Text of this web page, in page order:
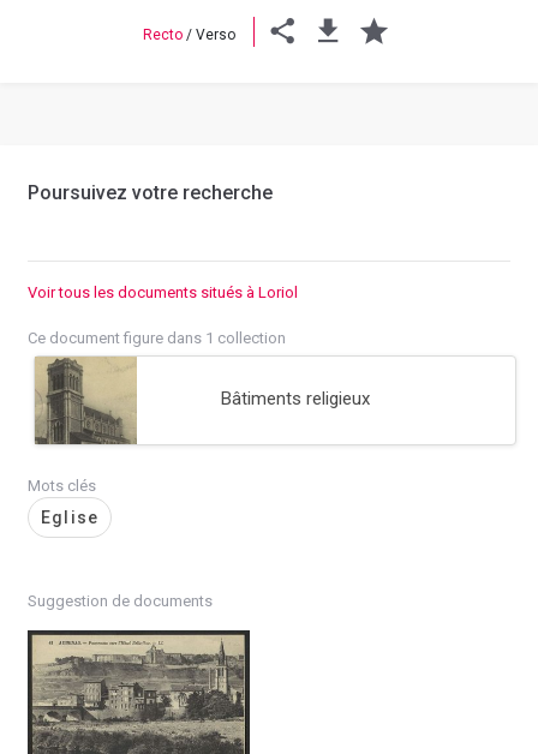
Recto / Verso
Poursuivez votre recherche
Voir tous les documents situés à Loriol
Ce document figure dans 1 collection
Bâtiments religieux
Mots clés
Eglise
Suggestion de documents